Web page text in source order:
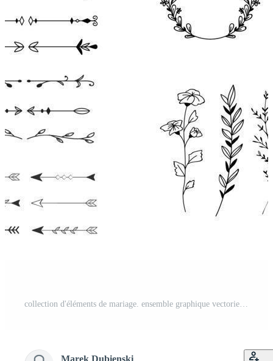
collection d'éléments de mariage. ensemble graphique vectoriel ornemental d'éléments pour les cartes d'invitation et de voeux. design classique dans un style vintage. diviseurs, coeurs, éléments de carte, fleurs, ornements. Vecteur Pro